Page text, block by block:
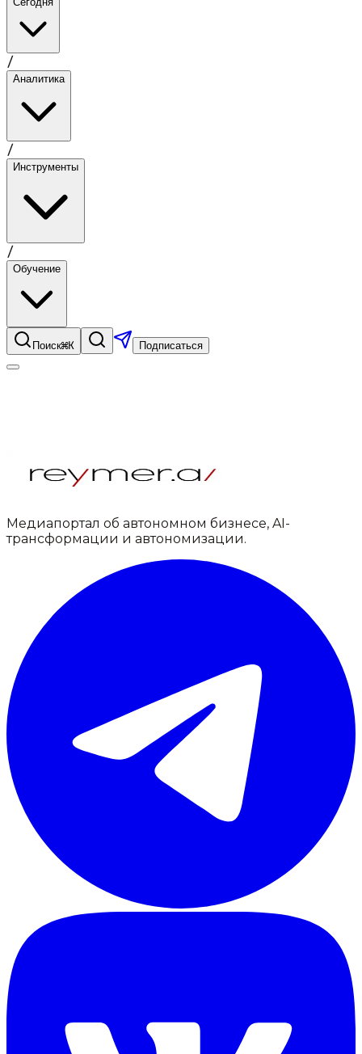
/
Аналитика
/
Инструменты
/
Обучение
Поиск⌘K Подписаться
Медиапортал об автономном бизнесе, AI-
трансформации и автономизации.